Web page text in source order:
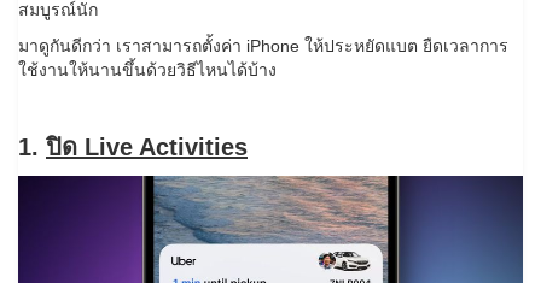
สมบูรณ์นัก
มาดูกันดีกว่า เราสามารถตั้งค่า iPhone ให้ประหยัดแบต ยืดเวลาการ
ใช้งานให้นานขึ้นด้วยวิธีไหนได้บ้าง
1. ปิด Live Activities